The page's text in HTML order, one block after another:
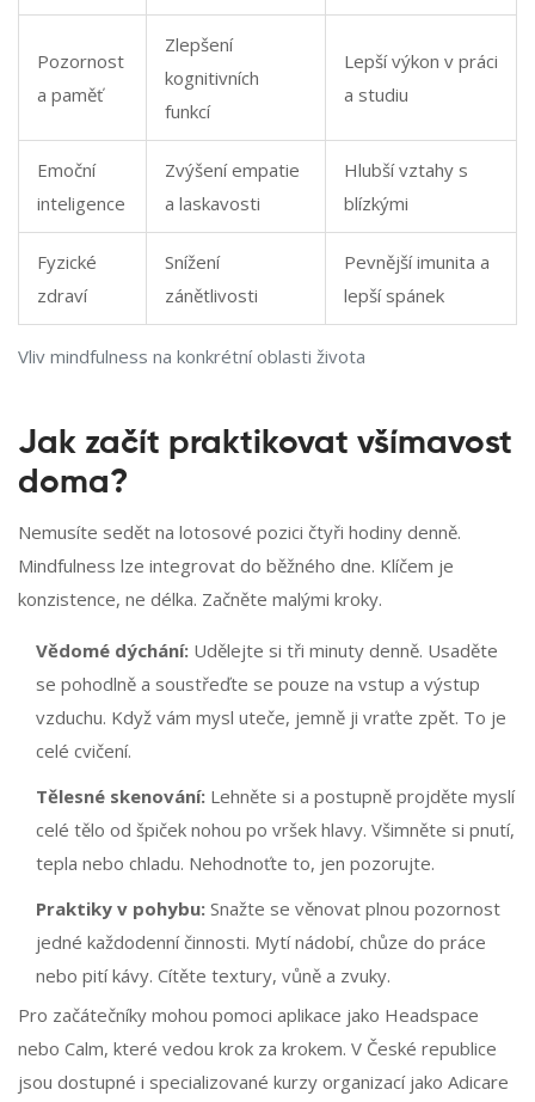
Vliv mindfulness na konkrétní oblasti života
Pozornost
a paměť
Zlepšení
kognitivních
funkcí
Lepší výkon v práci
a studiu
Emoční
inteligence
Zvýšení empatie
a laskavosti
Hlubší vztahy s
blízkými
Fyzické
zdraví
Snížení
zánětlivosti
Pevnější imunita a
lepší spánek
Jak začít praktikovat všímavost
doma?
Nemusíte sedět na lotosové pozici čtyři hodiny denně.
Mindfulness lze integrovat do běžného dne. Klíčem je
konzistence, ne délka. Začněte malými kroky.
Vědomé dýchání: Udělejte si tři minuty denně. Usaděte
se pohodlně a soustřeďte se pouze na vstup a výstup
vzduchu. Když vám mysl uteče, jemně ji vraťte zpět. To je
celé cvičení.
Tělesné skenování: Lehněte si a postupně projděte myslí
celé tělo od špiček nohou po vršek hlavy. Všimněte si pnutí,
tepla nebo chladu. Nehodnoťte to, jen pozorujte.
Praktiky v pohybu: Snažte se věnovat plnou pozornost
jedné každodenní činnosti. Mytí nádobí, chůze do práce
nebo pití kávy. Cítěte textury, vůně a zvuky.
Pro začátečníky mohou pomoci aplikace jako Headspace
nebo Calm, které vedou krok za krokem. V České republice
jsou dostupné i specializované kurzy organizací jako Adicare